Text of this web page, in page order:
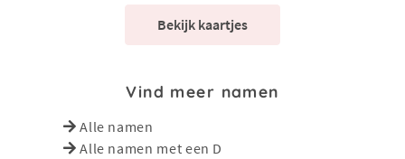
Bekijk kaartjes
Vind meer namen
Alle namen
Alle namen met een D